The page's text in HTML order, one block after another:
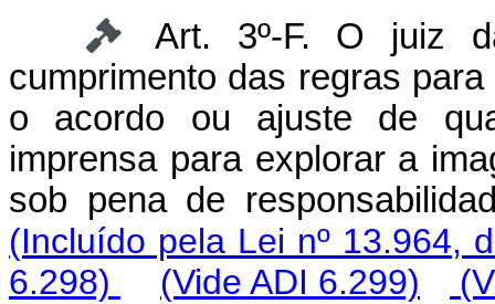
Art. 3º-F. O juiz
cumprimento das regras
o acordo ou ajuste de
imprensa para explorar a
sob pena de
(Incluído pela Lei nº 13.964,
6.298)
(Vide ADI 6.299)